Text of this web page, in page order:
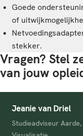
Goede
of
stekker.
Vragen? Stel
van jouw
Jeanie van Driel
Studieadviseur